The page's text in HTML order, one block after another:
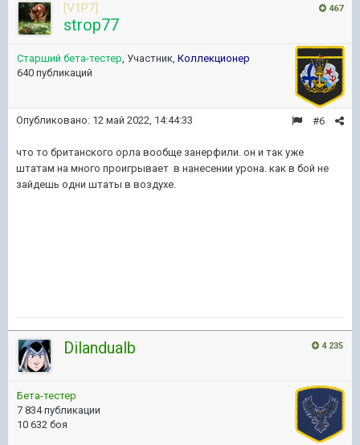
467
[V1P7]
strop77
Старший бета-тестер, Участник, Коллекционер
640 публикаций
#6
Опубликовано: 12 май 2022, 14:44:33
что то британского орла вообще занерфили. он и так уже
штатам на много проигрывает в нанесении урона. как в бой не
зайдешь одни штаты в воздухе.
4 235
Dilandualb
Бета-тестер
7 834 публикации
10 632 боя